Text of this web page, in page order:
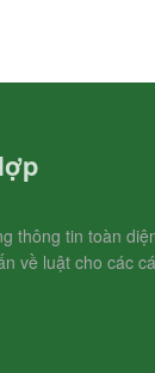
thông tin toàn
về luật cho các